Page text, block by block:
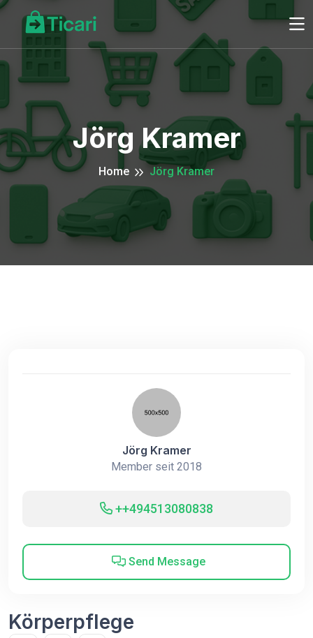
Jörg Kramer
Home Jörg Kramer
Jörg Kramer
Member seit 2018
++494513080838
Send Message
Körperpflege